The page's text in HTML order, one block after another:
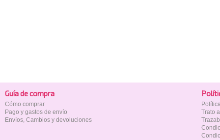
Guía de compra
Cómo comprar
Pago y gastos de envío
Envíos, Cambios y devoluciones
Trato